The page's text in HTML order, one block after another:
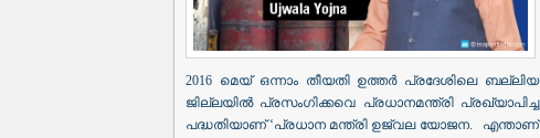
2016 മെയ് ഒന്നാം തീയതി ഉത്തർ പ്രദേശിലെ ബല്ലിയ
ജില്ലയിൽ പ്രസംഗിക്കവെ പ്രധാനമന്ത്രി പ്രഖ്യാപിച്ച
പദ്ധതിയാണ് ‘പ്രധാന മന്ത്രി ഉജ്വല യോജന. എന്താണ്